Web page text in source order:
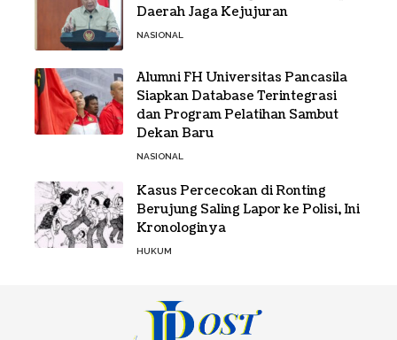
Daerah Jaga Kejujuran
NASIONAL
Alumni FH Universitas Pancasila
Siapkan Database Terintegrasi
dan Program Pelatihan Sambut
Dekan Baru
NASIONAL
Kasus Percecokan di Ronting
Berujung Saling Lapor ke Polisi, Ini
Kronologinya
HUKUM